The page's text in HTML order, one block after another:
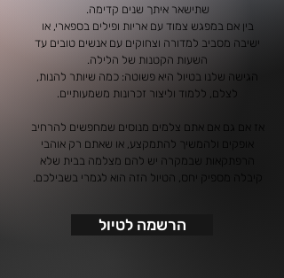
שתישאר איתך שנים קדימה.
בין אם במפגש צמוד עם אריות ופילים בספארי, או
ישיבה מסביב למדורה וצחוקים עם אנשים טובים עד
השעות הקטנות של הלילה.
הגישה שלנו בטיול היא פשוטה: כמה שיותר להנות,
לצלם, ללמוד וליצור זכרונות משמעותיים.
אז אם גם אם אתם צלמים מנוסים שמחפשים להרחיב
אופקים ולהמשיך להתמקצע, או שאתם רק אוהבי
הרפתקאות שבמקרה יש להם מצלמה בבית שלא
קיבלה מספיק יחס, הטיול הזה הוא לגמרי בשבילכם.
הרשמה לטיול